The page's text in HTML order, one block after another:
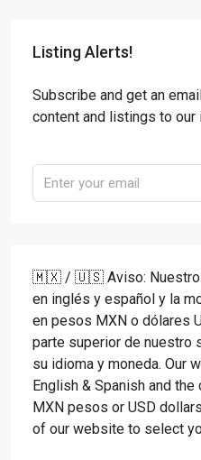
Listing Alerts!
Subscribe and get an
content and listings to our
🇲🇽 / 🇺🇸 Aviso: Nuestro
en inglés y español y la
en pesos MXN o dólares
parte superior de nuestro
su idioma y moneda. Our
English & Spanish and
MXN pesos or USD
of our website to select